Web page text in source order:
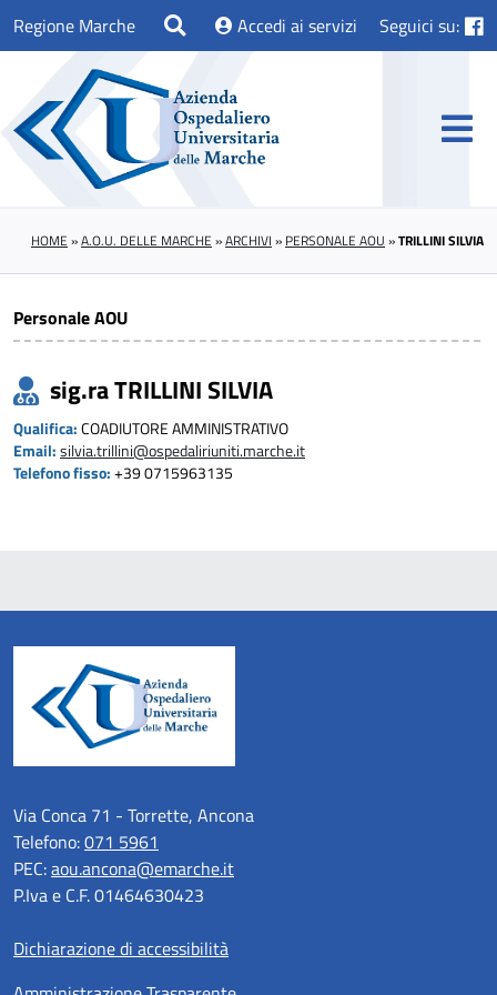
Regione Marche Accedi ai servizi Seguici su:
HOME »A.O.U. DELLE MARCHE »ARCHIVI » PERSONALE AOU »TRILLINI SILVIA
Personale AOU
sig.ra TRILLINI SILVIA
Qualifica: COADIUTORE AMMINISTRATIVO
Email: silvia.trillini@ospedaliriuniti.marche.it
Telefono fisso: +39 0715963135
Via Conca 71 - Torrette, Ancona
Telefono:071 5961
PEC:aou.ancona@emarche.it
P.Iva e C.F. 01464630423
Dichiarazione di accessibilità